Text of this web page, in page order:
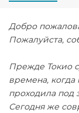
Добро
Пожалуйста,
Прежде Токио
времена,
проходила под
Сегодня же